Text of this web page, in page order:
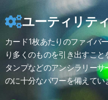
ユーティリテ
カード1枚あたりのファイバ
り多くのものを引き出すこ
タンプなどのアンシラリー
のに十分なパワーを備えてい